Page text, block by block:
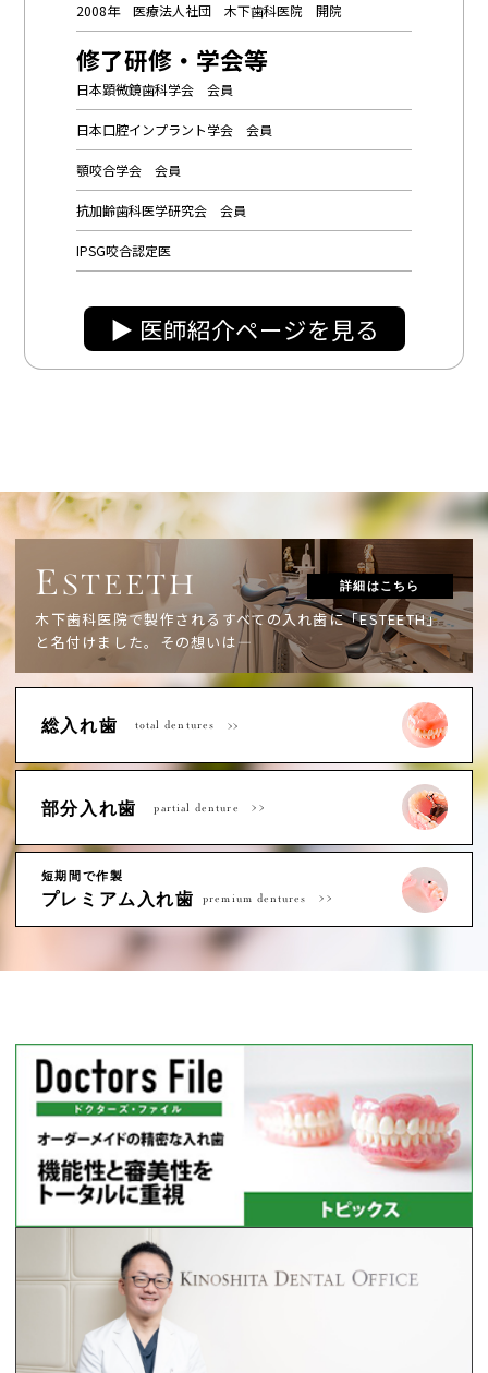
2008年 医療法人社団 木下歯科医院 開院
修了研修・学会等
日本顕微鏡歯科学会 会員
日本口腔インプラント学会 会員
顎咬合学会 会員
抗加齢歯科医学研究会 会員
IPSG咬合認定医
▶︎ 医師紹介ページを見る
E STEETH
木下歯科医院で製作されるすべての入れ歯に「ESTEETH」
と名付けました。 その想いは―
詳細はこちら
総入れ歯 total dentures
部分入れ歯 partial denture
短期間で作製
プレミアム入れ歯 premium dentures